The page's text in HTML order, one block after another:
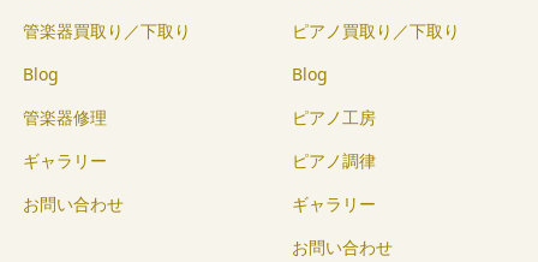
管楽器買取り／下取り
Blog
管楽器修理
ギャラリー
お問い合わせ
ピアノ買取り／下取り
Blog
ピアノ工房
ピアノ調律
ギャラリー
お問い合わせ